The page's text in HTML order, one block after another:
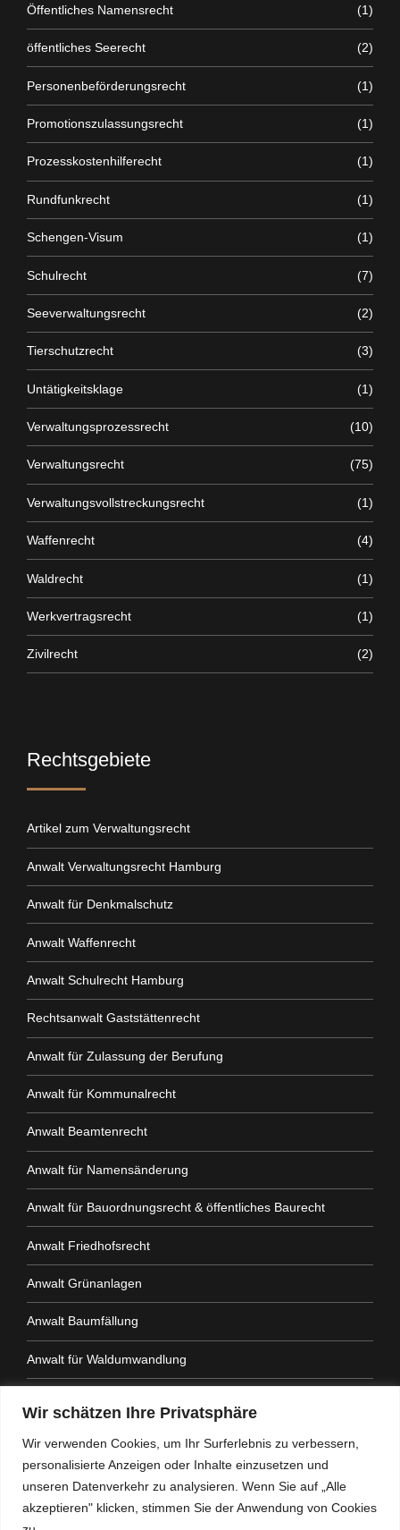
Wir schätzen Ihre Privatsphäre
Wir verwenden Cookies, um Ihr Surferlebnis zu verbessern,
personalisierte Anzeigen oder Inhalte einzusetzen und
unseren Datenverkehr zu analysieren. Wenn Sie auf „Alle
akzeptieren" klicken, stimmen Sie der Anwendung von Cookies
Öffentliches Namensrecht (1)
öffentliches Seerecht (2)
Personenbeförderungsrecht (1)
Promotionszulassungsrecht (1)
Prozesskostenhilferecht (1)
Rundfunkrecht (1)
Schengen-Visum (1)
Schulrecht (7)
Seeverwaltungsrecht (2)
Tierschutzrecht (3)
Untätigkeitsklage (1)
Verwaltungsprozessrecht (10)
Verwaltungsrecht (75)
Verwaltungsvollstreckungsrecht (1)
Waffenrecht (4)
Waldrecht (1)
Werkvertragsrecht (1)
Zivilrecht (2)
Rechtsgebiete
Artikel zum Verwaltungsrecht
Anwalt Verwaltungsrecht Hamburg
Anwalt für Denkmalschutz
Anwalt Waffenrecht
Anwalt Schulrecht Hamburg
Rechtsanwalt Gaststättenrecht
Anwalt für Zulassung der Berufung
Anwalt für Kommunalrecht
Anwalt Beamtenrecht
Anwalt für Namensänderung
Anwalt für Bauordnungsrecht & öffentliches Baurecht
Anwalt Friedhofsrecht
Anwalt Grünanlagen
Anwalt Baumfällung
Anwalt für Waldumwandlung
Anwalt Amtshaftung